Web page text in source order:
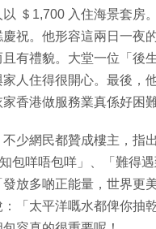
＄1,700 入住海景套
祝。他形容這兩日一夜
有禮貌。大堂一位「後
家人住得很開心。最後
香港做服務業真係好困
少網民都贊成樓主，指
包咩唔包咩」、「難得
放多啲正能量，世界更
「太平洋嘅水都俾你抽